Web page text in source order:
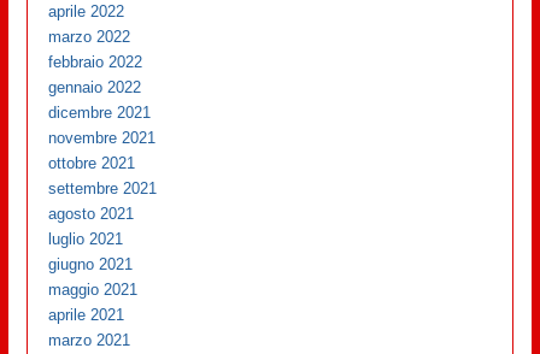
aprile 2022
marzo 2022
febbraio 2022
gennaio 2022
dicembre 2021
novembre 2021
ottobre 2021
settembre 2021
agosto 2021
luglio 2021
giugno 2021
maggio 2021
aprile 2021
marzo 2021